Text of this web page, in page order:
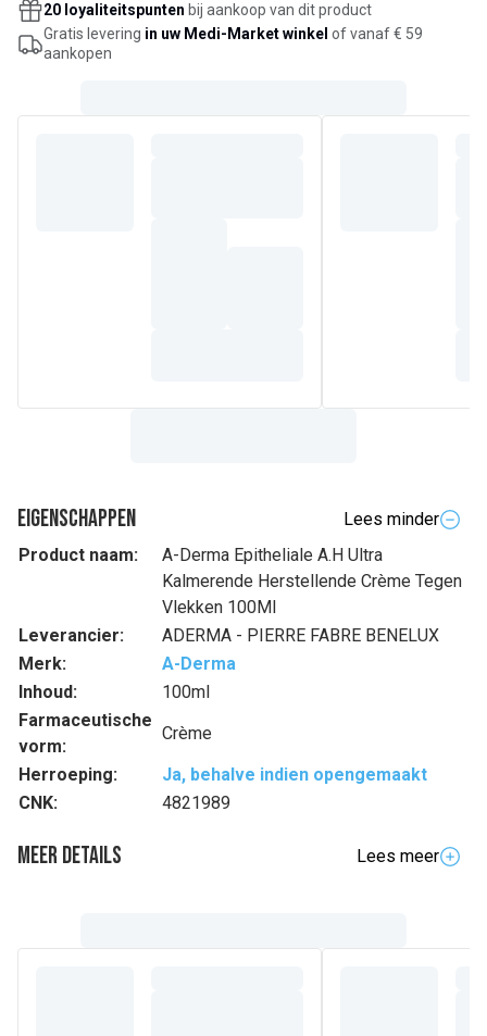
20 loyaliteitspunten bij aankoop van dit product
Gratis levering in uw Medi-Market winkel of vanaf € 59
aankopen
Eigenschappen
Lees minder
Product naam:
A-Derma Epitheliale A.H Ultra
Kalmerende Herstellende Crème Tegen
Vlekken 100Ml
Leverancier:
ADERMA - PIERRE FABRE BENELUX
Merk:
A-Derma
Inhoud:
100ml
Farmaceutische
vorm:
Crème
Herroeping:
Ja, behalve indien opengemaakt
CNK:
4821989
Meer details
Lees meer
door oppervlakkige cosmetische of dermatologische